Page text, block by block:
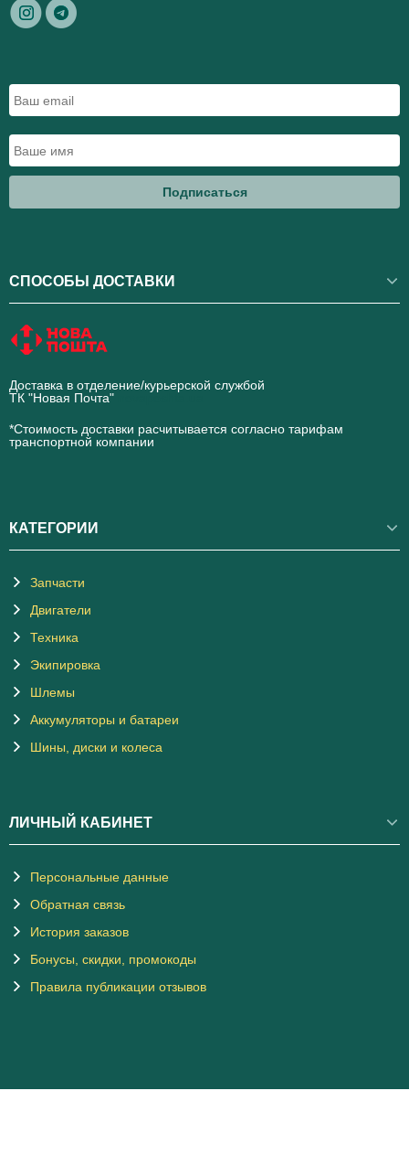
Подписаться
СПОСОБЫ ДОСТАВКИ
Доставка в отделение/курьерской службой
ТК "Новая Почта"
*Стоимость доставки расчитывается согласно тарифам
транспортной компании
КАТЕГОРИИ
Запчасти
Двигатели
Техника
Экипировка
Шлемы
Аккумуляторы и батареи
Шины, диски и колеса
ЛИЧНЫЙ КАБИНЕТ
Персональные данные
Обратная связь
История заказов
Бонусы, скидки, промокоды
Правила публикации отзывов